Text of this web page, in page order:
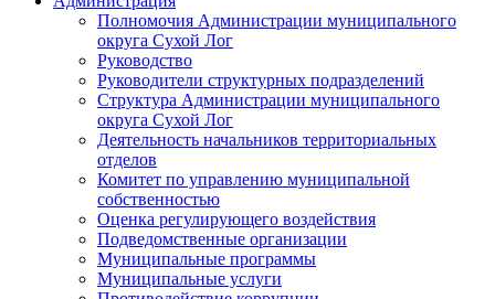
Полномочия Администрации муниципального
округа Сухой Лог
Руководство
Руководители структурных подразделений
Структура Администрации муниципального
округа Сухой Лог
Деятельность начальников территориальных
отделов
Комитет по управлению муниципальной
собственностью
Оценка регулирующего воздействия
Подведомственные организации
Муниципальные программы
Муниципальные услуги